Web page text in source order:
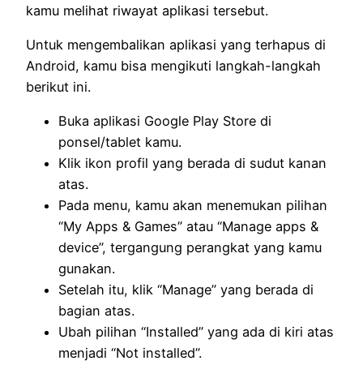
kamu melihat riwayat aplikasi tersebut.
Untuk mengembalikan aplikasi yang terhapus di
Android, kamu bisa mengikuti langkah-langkah
berikut ini.
Buka aplikasi Google Play Store di
ponsel/tablet kamu.
Klik ikon profil yang berada di sudut kanan
atas.
Pada menu, kamu akan menemukan pilihan
“My Apps & Games” atau “Manage apps &
device”, tergangung perangkat yang kamu
gunakan.
Setelah itu, klik “Manage” yang berada di
bagian atas.
Ubah pilihan “Installed” yang ada di kiri atas
menjadi “Not installed”.